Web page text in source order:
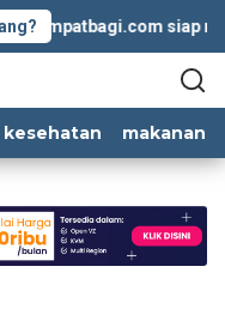
Tempatbagi.com siap
kesehatan makanan